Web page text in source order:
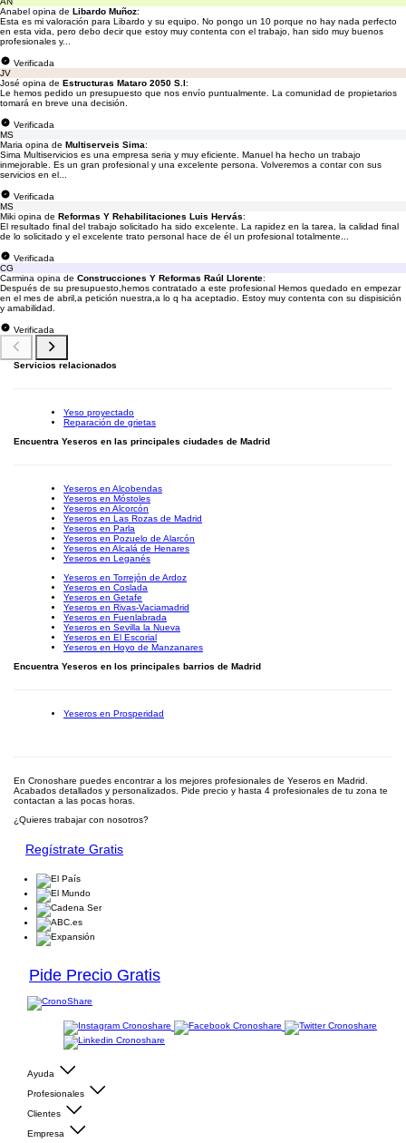
Anabel opina de Libardo Muñoz:
Esta es mi valoración para Libardo y su equipo. No pongo un 10 porque no hay nada perfecto
en esta vida, pero debo decir que estoy muy contenta con el trabajo, han sido muy buenos
profesionales y...
Verificada
JV
José opina de Estructuras Mataro 2050 S.l:
Le hemos pedido un presupuesto que nos envío puntualmente. La comunidad de propietarios
tomará en breve una decisión.
Verificada
MS
Maria opina de Multiserveis Sima:
Sima Multiservicios es una empresa seria y muy eficiente. Manuel ha hecho un trabajo
inmejorable. Es un gran profesional y una excelente persona. Volveremos a contar con sus
servicios en el...
Verificada
MS
Miki opina de Reformas Y Rehabilitaciones Luis Hervás:
El resultado final del trabajo solicitado ha sido excelente. La rapidez en la tarea, la calidad final
de lo solicitado y el excelente trato personal hace de él un profesional totalmente...
Verificada
CG
Carmina opina de Construcciones Y Reformas Raúl Llorente:
Después de su presupuesto,hemos contratado a este profesional Hemos quedado en empezar
en el mes de abril,a petición nuestra,a lo q ha aceptadio. Estoy muy contenta con su dispisición
y amabilidad.
Verificada
Servicios relacionados
Yeso proyectado
Reparación de grietas
Encuentra Yeseros en las principales ciudades de Madrid
Yeseros en Alcobendas
Yeseros en Móstoles
Yeseros en Alcorcón
Yeseros en Las Rozas de Madrid
Yeseros en Parla
Yeseros en Pozuelo de Alarcón
Yeseros en Alcalá de Henares
Yeseros en Leganés
Yeseros en Torrejón de Ardoz
Yeseros en Coslada
Yeseros en Getafe
Yeseros en Rivas-Vaciamadrid
Yeseros en Fuenlabrada
Yeseros en Sevilla la Nueva
Yeseros en El Escorial
Yeseros en Hoyo de Manzanares
Encuentra Yeseros en los principales barrios de Madrid
Yeseros en Prosperidad
En Cronoshare puedes encontrar a los mejores profesionales de Yeseros en Madrid.
Acabados detallados y personalizados. Pide precio y hasta 4 profesionales de tu zona te
contactan a las pocas horas.
¿Quieres trabajar con nosotros?
Regístrate Gratis
Pide Precio Gratis
Ayuda
Profesionales
Clientes
Empresa